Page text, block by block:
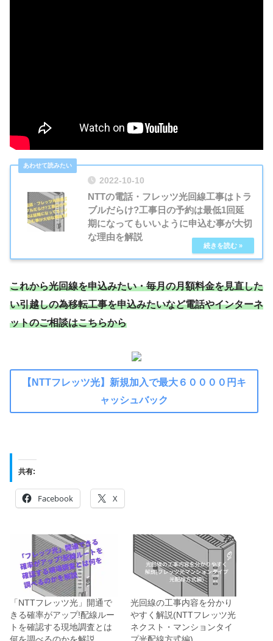
2022-10-10
NTTの電話・フレッツ光回線工事はトラ
ブルだらけ?工事日の予約は最低1回延
期になってもいいように申込む事が大切
な理由を解説
これから光回線を申込みたい・毎月の月額料金を見直した
い引越しの為移転工事を申込みたいなど電話やインターネ
ットのご相談はこちらから
【NTTフレッツ光】新規加入で最大６００００円キ
ャッシュバック
共有:
Facebook X
「NTTフレッツ光」開通で
きる確率がアップ!配線ルー
トを確認する現地調査とは
何を調べるのかを解説
光回線の工事内容を分かり
やすく解説(NTTフレッツ光
ネクスト・マンションタイ
プ光配線方式編)